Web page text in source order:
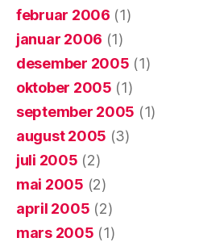
februar 2006 (1)
januar 2006 (1)
desember 2005 (1)
oktober 2005 (1)
september 2005 (1)
august 2005 (3)
juli 2005 (2)
mai 2005 (2)
april 2005 (2)
mars 2005 (1)